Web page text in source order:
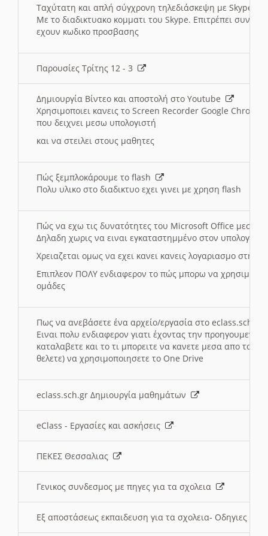
Ταχύτατη και απλή σύγχρονη τηλεδιάσκεψη με Skype
Με το διαδικτυακο κομματι του Skype. Επιτρέπει
εχουν κωδικο προσβασης
Παρουσίες Τρίτης 12 - 3
Δημιουργία Βίντεο και αποστολή στο Youtube
Χρησιμοποιει κανεις το Screen Recorder Google Chrome
που δειχνει μεσω υπολογιστή
και να στειλει στους μαθητες
Πώς ξεμπλοκάρουμε το flash
Πολυ υλικο στο διαδικτυο εχει γινει με χρηση flash
Πώς να εχω τις δυνατότητες του Microsoft Office μεσω
Δηλαδη χωρις να ειναι εγκαταστημμένο στον
Χρειαζεται ομως να εχει κανει κανεις λογαριασμο στη
Επιπλεον ΠΟΛΥ ενδιαφερον το πώς μπορω να
ομάδες
Πως να ανεβάσετε ένα αρχείο/εργασία στο eclass.sch.gr
Ειναι πολυ ενδιαφερον γιατι έχοντας την
καταλαβετε και το τι μπορειτε να κανετε μεσα απο το
θελετε) να χρησιμοποιησετε το One Drive
eclass.sch.gr Δημιουργία μαθημάτων
eClass - Εργασίες και ασκήσεις
ΠΕΚΕΣ Θεσσαλιας
Γενικος συνδεσμος με πηγες για τα σχολεια
Εξ αποστάσεως εκπαιδευση για τα σχολεια- Οδηγιες